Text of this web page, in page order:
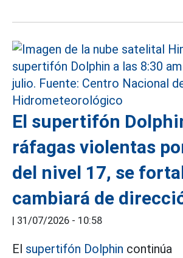
El supertifón
ráfagas violentas
del nivel 17, se
cambiará de
| 31/07/2026 - 10:58
El supertifón Dolphin continúa